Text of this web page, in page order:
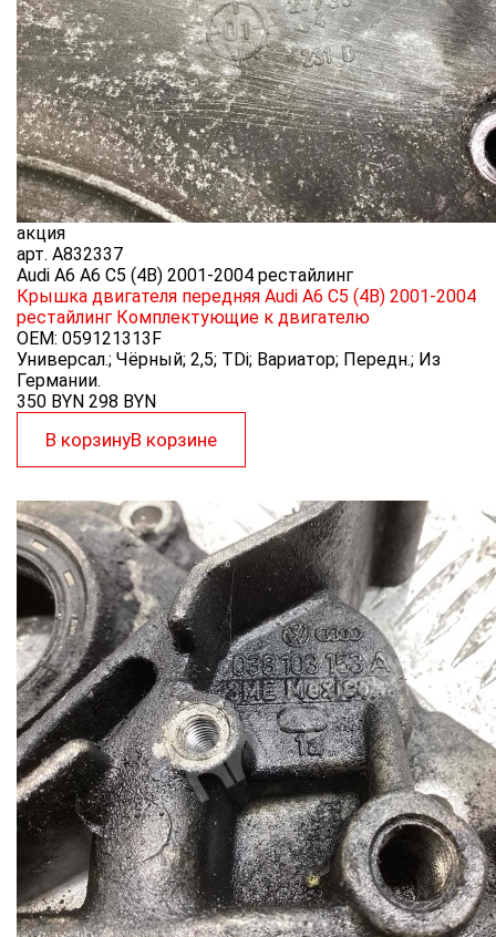
акция
арт. A832337
Audi A6 A6 C5 (4B) 2001-2004 рестайлинг
Крышка двигателя передняя Audi A6 C5 (4B) 2001-2004
рестайлинг Комплектующие к двигателю
OEM: 059121313F
Универсал.; Чёрный; 2,5; TDi; Вариатор; Передн.; Из
Германии.
350 BYN 298 BYN
В корзинуВ корзине